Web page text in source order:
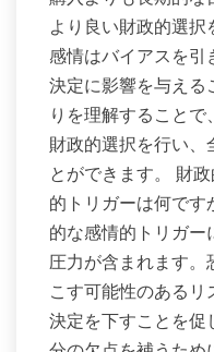
より良い財政的選択
感情はバイアスを
決定に影響を与える
りを理解すること
財政的選択を行い、
とができます。 財
的トリガーは何で
的な感情的トリガー
圧力が含まれます。
こす可能性のある
決定を下すことを促